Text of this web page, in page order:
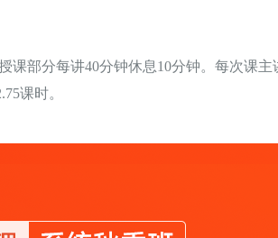
课部分每讲40分钟休息10分钟。每次课
课时。